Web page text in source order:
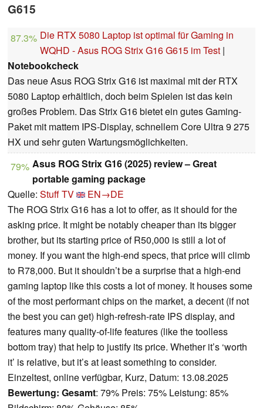
G615
87.3% Die RTX 5080 Laptop ist optimal für Gaming in
WQHD - Asus ROG Strix G16 G615 im Test |
Notebookcheck
Das neue Asus ROG Strix G16 ist maximal mit der RTX
5080 Laptop erhältlich, doch beim Spielen ist das kein
großes Problem. Das Strix G16 bietet ein gutes Gaming-
Paket mit mattem IPS-Display, schnellem Core Ultra 9 275
HX und sehr guten Wartungsmöglichkeiten.
79% Asus ROG Strix G16 (2025) review – Great
portable gaming package
Quelle: Stuff TV
EN→DE
The ROG Strix G16 has a lot to offer, as it should for the
asking price. It might be notably cheaper than its bigger
brother, but its starting price of R50,000 is still a lot of
money. If you want the high-end specs, that price will climb
to R78,000. But it shouldn’t be a surprise that a high-end
gaming laptop like this costs a lot of money. It houses some
of the most performant chips on the market, a decent (if not
the best you can get) high-refresh-rate IPS display, and
features many quality-of-life features (like the toolless
bottom tray) that help to justify its price. Whether it’s ‘worth
it’ is relative, but it’s at least something to consider.
Einzeltest, online verfügbar, Kurz, Datum: 13.08.2025
Bewertung: Gesamt: 79% Preis: 75% Leistung: 85%